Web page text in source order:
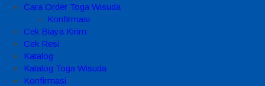
Cara Order Toga Wisuda
Konfirmasi
Cek Biaya Kirim
Cek Resi
Katalog
Katalog Toga Wisuda
Konfirmasi